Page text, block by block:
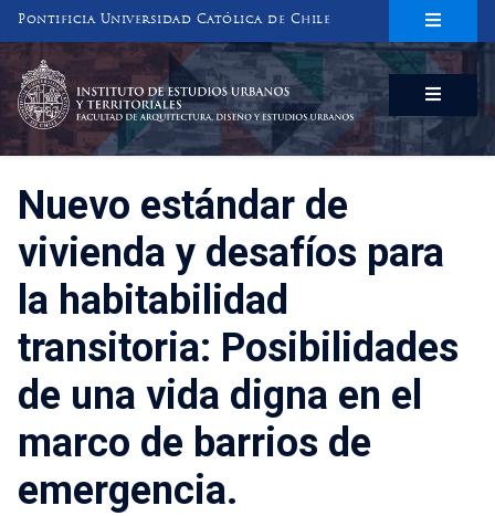
Pontificia Universidad Católica de Chile
INSTITUTO DE ESTUDIOS URBANOS
Y TERRITORIALES
FACULTAD DE ARQUITECTURA, DISEÑO Y ESTUDIOS URBANOS
Nuevo estándar de
vivienda y desafíos para
la habitabilidad
transitoria: Posibilidades
de una vida digna en el
marco de barrios de
emergencia.